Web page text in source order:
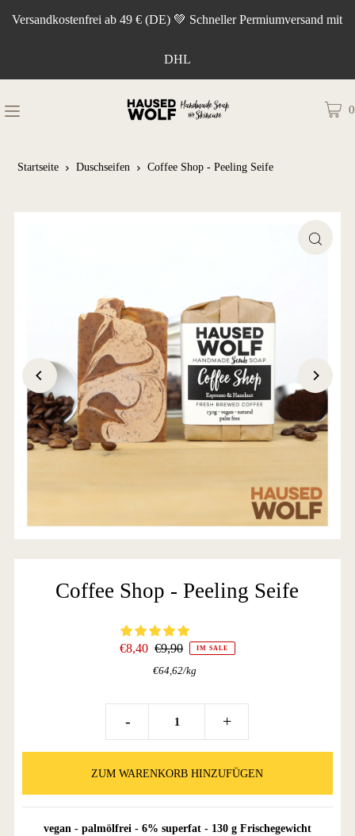
Versandkostenfrei ab 49 € (DE) 💚 Schneller Permiumversand mit
DHL
0
Startseite Duschseifen Coffee Shop - Peeling Seife
Coffee Shop - Peeling Seife
€8,40 €9,90 IM SALE
€64,62/kg
- +
vegan - palmölfrei - 6% superfat - 130 g Frischegewicht